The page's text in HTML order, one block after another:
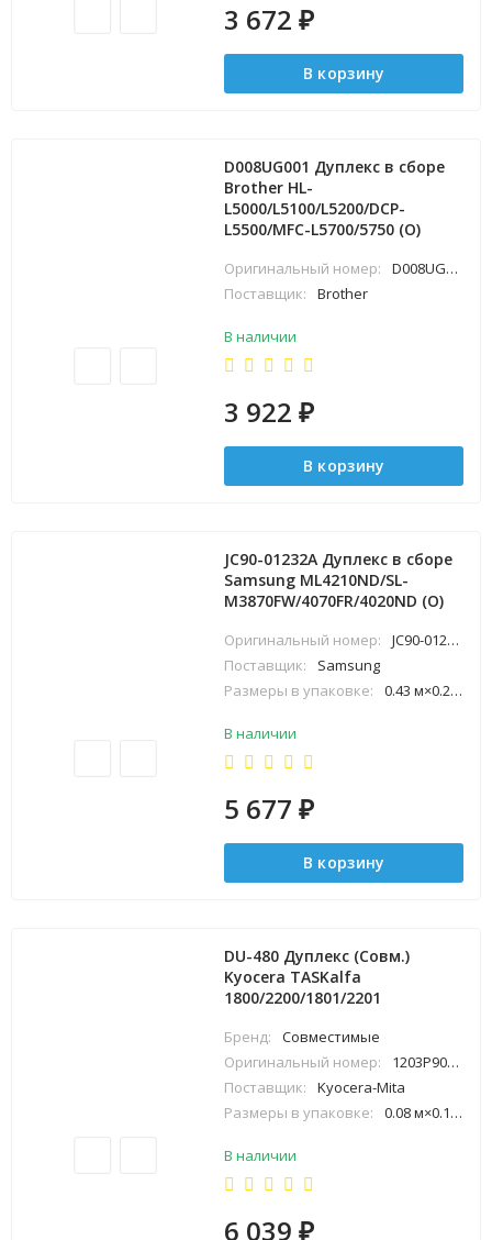
3 672₽
В корзину
D008UG001 Дуплекс в сборе
Brother HL-
L5000/L5100/L5200/DCP-
L5500/MFC-L5700/5750 (O)
Оригинальный номер:
D008UG001
Поставщик:
Brother
В наличии
3 922₽
В корзину
JC90-01232A Дуплекс в сборе
Samsung ML4210ND/SL-
M3870FW/4070FR/4020ND (O)
Оригинальный номер:
JC90-01232A
Поставщик:
Samsung
Размеры в упаковке:
0.43 м×0.25 м×0.43 м
В наличии
5 677₽
В корзину
DU-480 Дуплекс (Совм.)
Kyocera TASKalfa
1800/2200/1801/2201
Бренд:
Совместимые
Оригинальный номер:
1203P90UN0
Поставщик:
Kyocera-Mita
Размеры в упаковке:
0.08 м×0.12 м×0.24 м
В наличии
6 039₽